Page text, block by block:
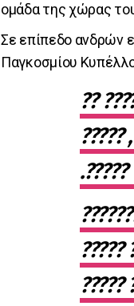
ομάδα της χώρας
Σε επίπεδο ανδρών
Παγκοσμίου
??????
????
????
?? ????? ??????
?? ???